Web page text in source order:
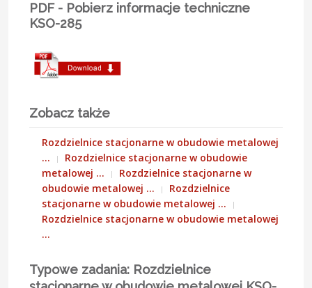
PDF - Pobierz informacje techniczne
KSO-285
Zobacz także
Rozdzielnice stacjonarne w obudowie metalowej
…
Rozdzielnice stacjonarne w obudowie
metalowej …
Rozdzielnice stacjonarne w
obudowie metalowej …
Rozdzielnice
stacjonarne w obudowie metalowej …
Rozdzielnice stacjonarne w obudowie metalowej
…
Typowe zadania: Rozdzielnice